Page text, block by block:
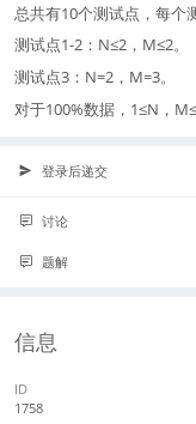
总共有10个测试点，每个
测试点1-2：N≤2，M≤2。
测试点3：N=2，M=3。
对于100%数据，1≤N，
登录后递交
讨论
题解
信息
ID
1758